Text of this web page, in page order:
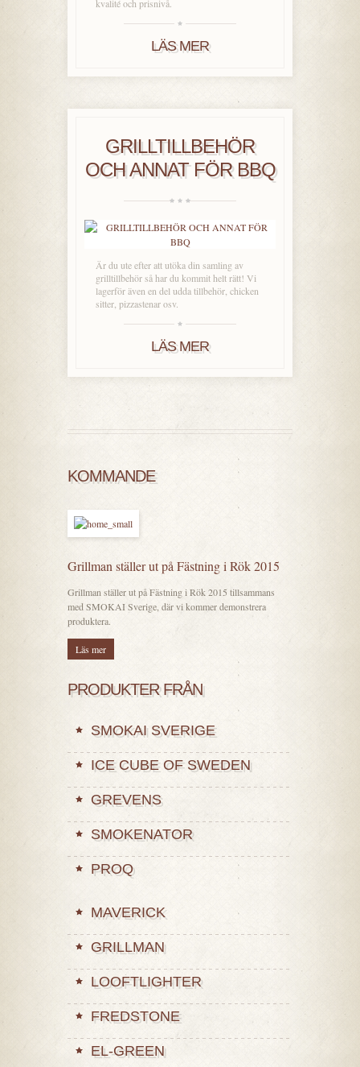
kvalité och prisnivå.
LÄS MER
GRILLTILLBEHÖR
OCH ANNAT FÖR BBQ
Är du ute efter att utöka din samling av
grilltillbehör så har du kommit helt rätt! Vi
lagerför även en del udda tillbehör, chicken
sitter, pizzastenar osv.
LÄS MER
KOMMANDE
Grillman ställer ut på Fästning i Rök 2015
Grillman ställer ut på Fästning i Rök 2015 tillsammans
med SMOKAI Sverige, där vi kommer demonstrera
produktera.
Läs mer
PRODUKTER FRÅN
SMOKAI SVERIGE
ICE CUBE OF SWEDEN
GREVENS
SMOKENATOR
PROQ
MAVERICK
GRILLMAN
LOOFTLIGHTER
FREDSTONE
EL-GREEN